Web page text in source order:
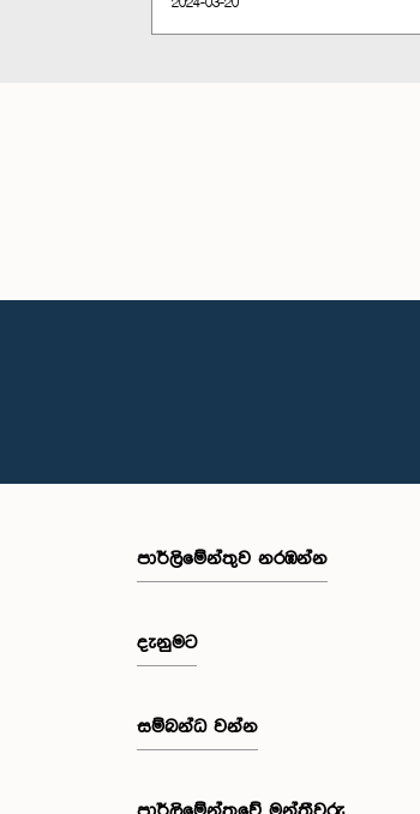
පාර්ලි‌මේන්තුව නරඹන්න
දැනුමට
සම්බන්ධ වන්න